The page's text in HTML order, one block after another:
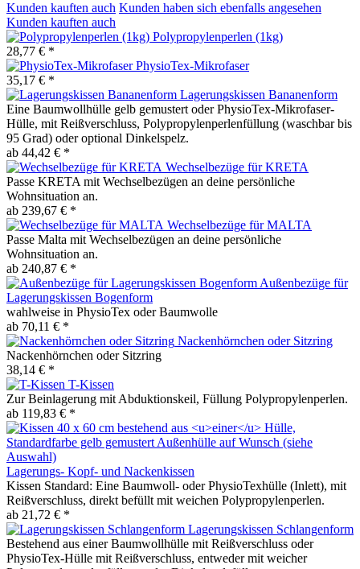
Kunden kauften auch Kunden haben sich ebenfalls angesehen
Kunden kauften auch
Polypropylenperlen (1kg)
28,77 € *
PhysioTex-Mikrofaser
35,17 € *
Lagerungskissen Bananenform
Eine Baumwollhülle gelb gemustert oder PhysioTex-Mikrofaser-
Hülle, mit Reißverschluss, Polypropylenperlenfüllung (waschbar bis
95 Grad) oder optional Dinkelspelz.
ab 44,42 € *
Wechselbezüge für KRETA
Passe KRETA mit Wechselbezügen an deine persönliche
Wohnsituation an.
ab 239,67 € *
Wechselbezüge für MALTA
Passe Malta mit Wechselbezügen an deine persönliche
Wohnsituation an.
ab 240,87 € *
Außenbezüge für
Lagerungskissen Bogenform
wahlweise in PhysioTex oder Baumwolle
ab 70,11 € *
Nackenhörnchen oder Sitzring
Nackenhörnchen oder Sitzring
38,14 € *
T-Kissen
Zur Beinlagerung mit Abduktionskeil, Füllung Polypropylenperlen.
ab 119,83 € *
Lagerungs- Kopf- und Nackenkissen
Kissen Standard: Eine Baumwoll- oder PhysioTexhülle (Inlett), mit
Reißverschluss, direkt befüllt mit weichen Polypropylenperlen.
ab 21,72 € *
Lagerungskissen Schlangenform
Bestehend aus einer Baumwollhülle mit Reißverschluss oder
PhysioTex-Hülle mit Reißverschluss, entweder mit weicher